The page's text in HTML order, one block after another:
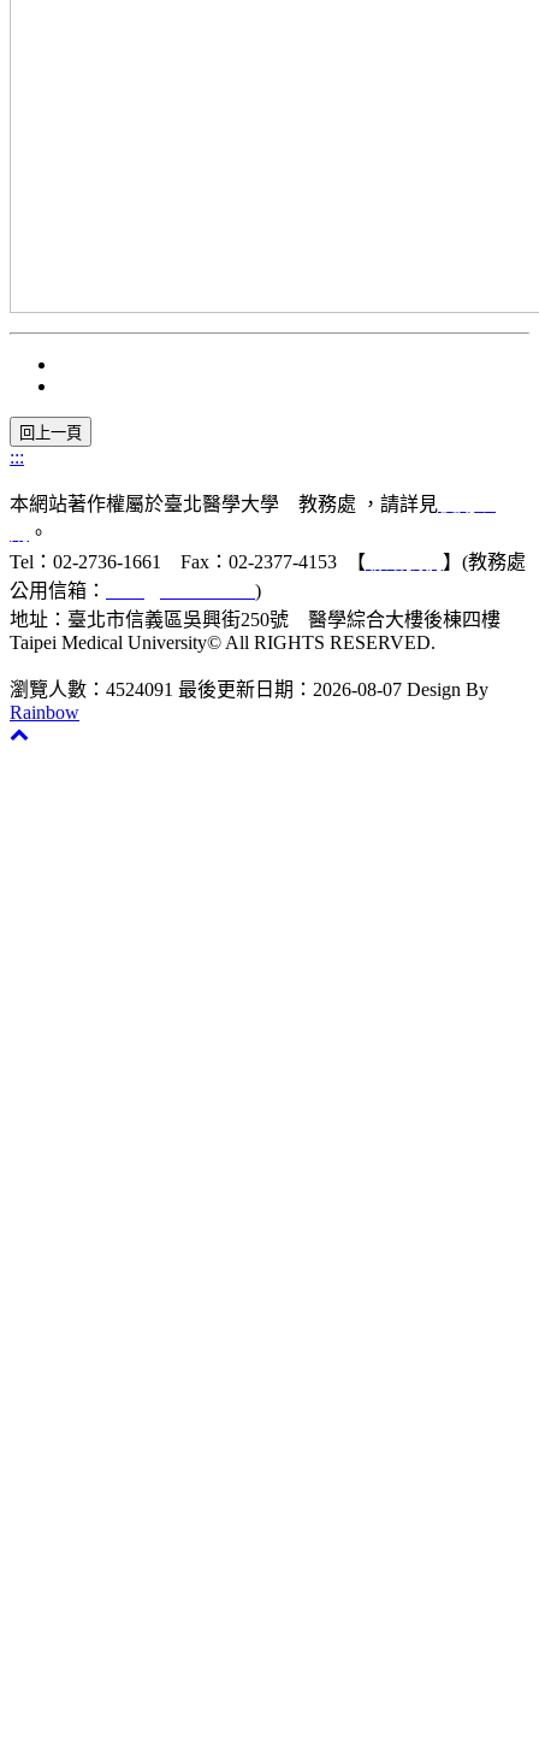
:::
本網站著作權屬於臺北醫學大學 教務處 ，請詳見
。
Tel：02-2736-1661 Fax：02-2377-4153 【
】(教務處
公用信箱：
)
地址：臺北市信義區吳興街250號 醫學綜合大樓後棟四樓
Taipei Medical University© All RIGHTS RESERVED.
瀏覽人數：4524091 最後更新日期：2026-08-07 Design By
Rainbow